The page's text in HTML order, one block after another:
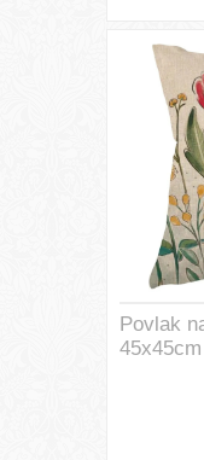
Povlak
45x45cm